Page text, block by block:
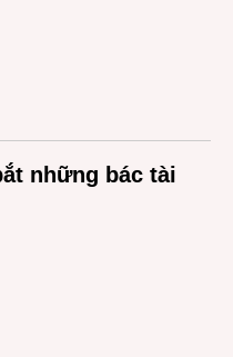
những bác tài